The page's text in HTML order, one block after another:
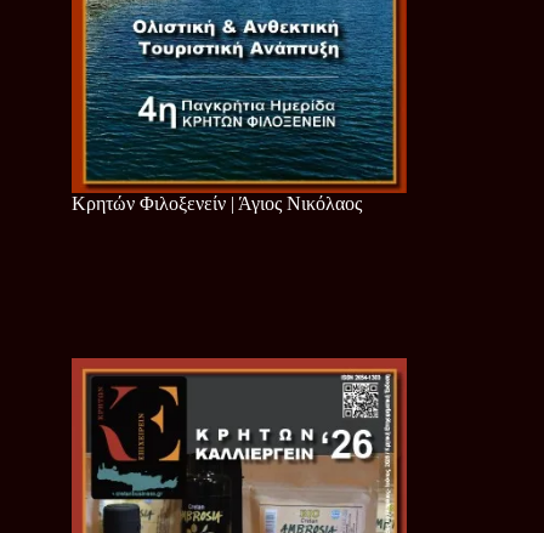
Κρητών Φιλοξενείν | Άγιος Νικόλαος